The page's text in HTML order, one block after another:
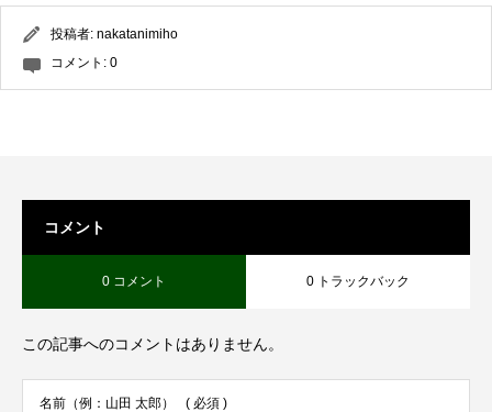
投稿者: nakatanimiho
コメント: 0
コメント
0 コメント 0 トラックバック
この記事へのコメントはありません。
名前（例：山田 太郎） ( 必須 )